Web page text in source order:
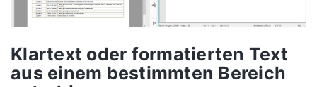
Klartext oder formatierten Text
aus einem bestimmten Bereich